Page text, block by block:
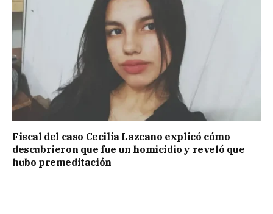
Fiscal del caso Cecilia Lazcano explicó cómo
descubrieron que fue un homicidio y reveló que
hubo premeditación